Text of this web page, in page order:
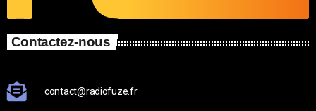
Contactez-nous
contact@radiofuze.fr